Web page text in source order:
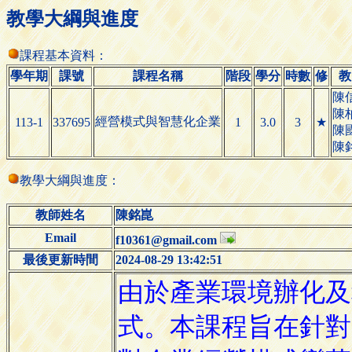
教學大綱與進度
課程基本資料：
學年期
課號 課程名稱 階段 學分 時數 修
113-1 337695 經營模式與智慧化企業 1 3.0 3 ★
陳
陳
陳
陳
教學大綱與進度：
教師姓名
陳銘崑
Email
f10361@gmail.com
最後更新時間
2024-08-29 13:42:51